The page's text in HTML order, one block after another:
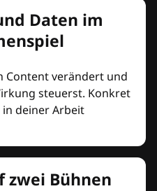
Daten im
Content verändert und
steuerst. Konkret
deiner Arbeit
zwei Bühnen